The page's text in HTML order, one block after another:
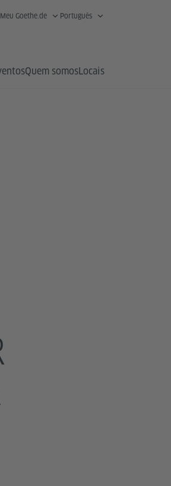
Meu Goethe.de Português
Quem somosLocais